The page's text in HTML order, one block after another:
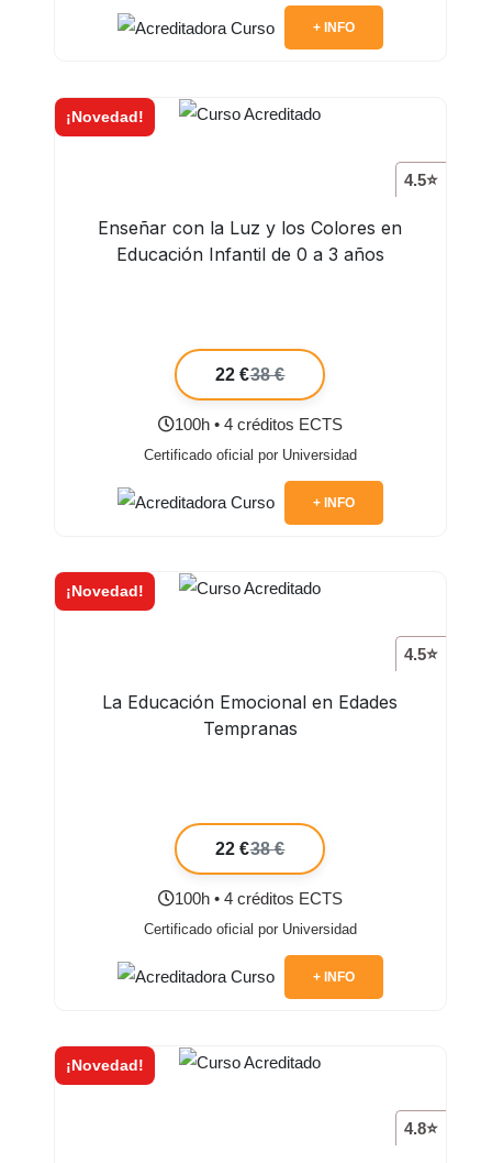
+ INFO
¡Novedad!
4.5⭐
Enseñar con la Luz y los Colores en
Educación Infantil de 0 a 3 años
22 €38 €
100h • 4 créditos ECTS
Certificado oficial por Universidad
+ INFO
¡Novedad!
4.5⭐
La Educación Emocional en Edades
Tempranas
22 €38 €
100h • 4 créditos ECTS
Certificado oficial por Universidad
+ INFO
¡Novedad!
4.8⭐